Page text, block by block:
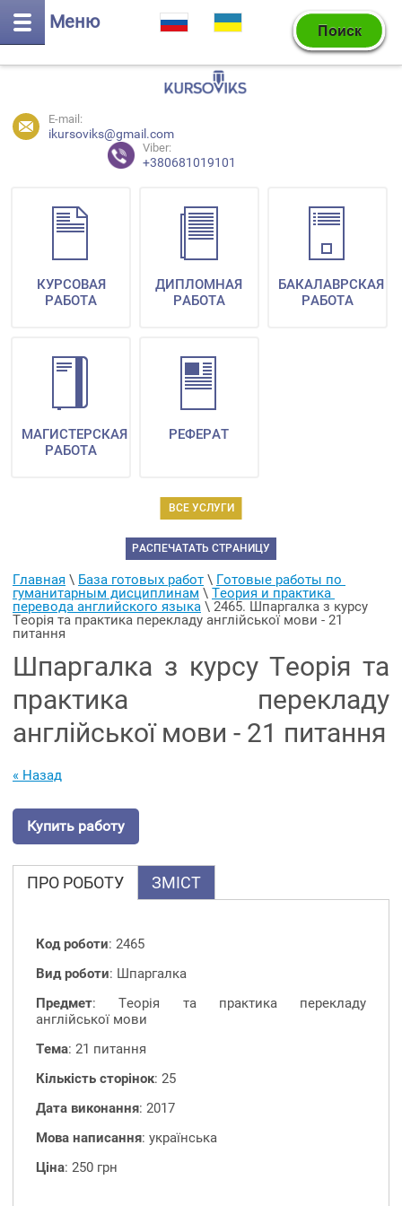
Меню
E-mail:
ikursoviks@gmail.com
Viber:
+380681019101
ВСЕ УСЛУГИ
КУРСОВАЯ
РАБОТА
ДИПЛОМНАЯ
РАБОТА
БАКАЛАВРСКАЯ
РАБОТА
МАГИСТЕРСКАЯ
РАБОТА
РЕФЕРАТ
РАСПЕЧАТАТЬ СТРАНИЦУ
Главная \ База готовых работ \ Готовые работы по
гуманитарным дисциплинам \ Теория и практика
перевода английского языка \ 2465. Шпаргалка з курсу
Теорія та практика перекладу англійської мови - 21
питання
Шпаргалка з курсу Теорія та
практика перекладу
англійської мови - 21 питання
« Назад
Купить работу
ПРО РОБОТУ ЗМІСТ
Код роботи: 2465
Вид роботи: Шпаргалка
Предмет: Теорія та практика перекладу
англійської мови
Тема: 21 питання
Кількість сторінок: 25
Дата виконання: 2017
Мова написання: українська
Ціна: 250 грн